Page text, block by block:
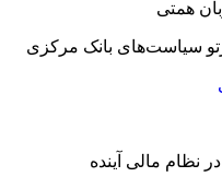
پرتو سیاست‌های بانک مرکزی